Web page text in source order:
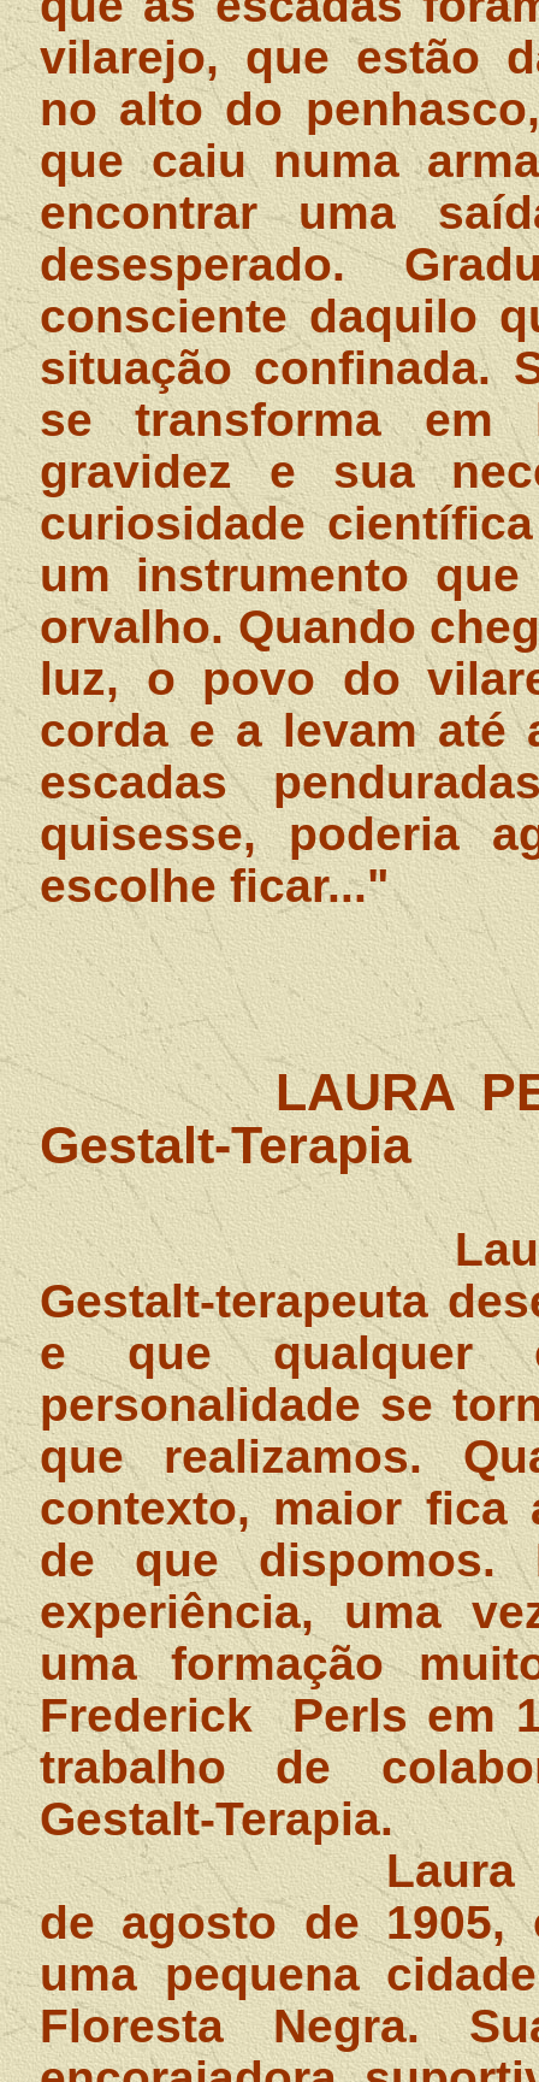
vilarejo, que estão
no alto do
que caiu numa
encontrar uma
desesperado.
consciente daquilo
situação confinada.
se transforma em
gravidez e sua
curiosidade
um instrumento
orvalho. Quando
luz, o povo do
corda e a levam até
escadas
quisesse, poderia
escolhe ficar..."
LAURA
Gestalt-Terapia
Gestalt-terapeuta
e que qualquer
personalidade se
que realizamos.
contexto, maior fica
de que dispomos.
experiência, uma
uma formação
Frederick
Perls em
trabalho de
Gestalt-Terapia.
Laura
de agosto de 1905,
uma pequena
Floresta Negra.